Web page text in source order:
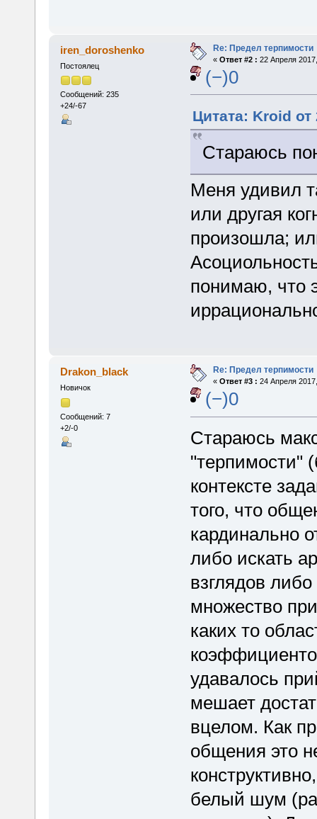
iren_doroshenko
Постоялец
Сообщений: 235
+24/-67
Re: Предел терпимости
« Ответ #2 : 22 Апреля
(−)0
Цитата: Kroid
Стараюсь
Меня удивил
или другая
произошла;
понимаю, что
Drakon_black
Новичок
Сообщений: 7
+2/-0
Re: Предел терпимости
« Ответ #3 : 24 Апреля
(−)0
Стараюсь
"терпимости"
контексте
того, что
кардинально
либо искать
взглядов
множество
каких то
удавалось
мешает
вцелом. Как
общения это
белый шум